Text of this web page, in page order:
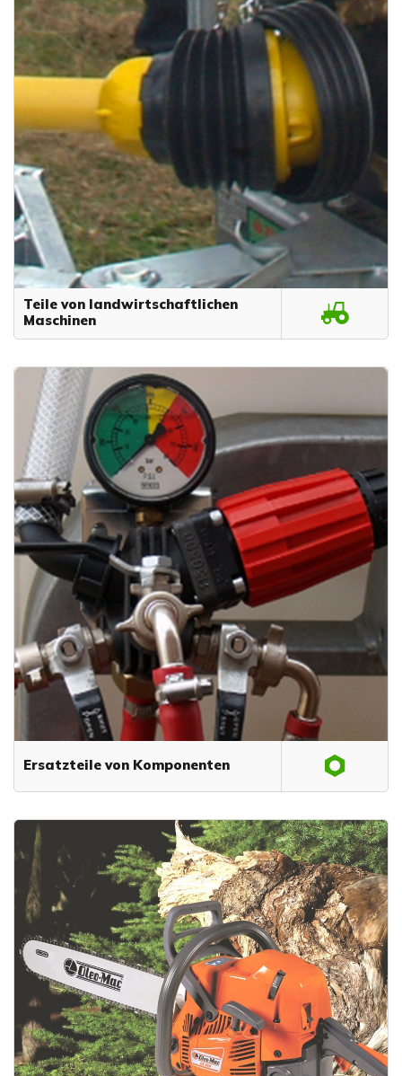
Teile von landwirtschaftlichen
Maschinen
Ersatzteile von Komponenten